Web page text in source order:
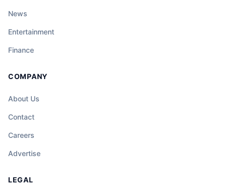
News
Entertainment
Finance
COMPANY
About Us
Contact
Careers
Advertise
LEGAL